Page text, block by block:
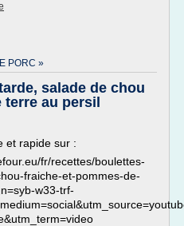
PORC »
salade de chou
au persil
et rapide sur :
fr/recettes/boulettes-
fraiche-et-pommes-de-
w33-trf-